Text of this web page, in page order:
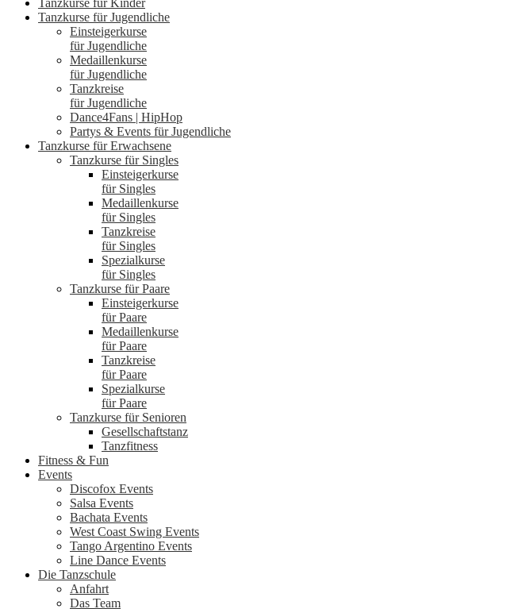
Tanzkurse für Jugendliche
Einsteigerkurse
für Jugendliche
Medaillenkurse
für Jugendliche
Tanzkreise
für Jugendliche
Dance4Fans | HipHop
Partys & Events für Jugendliche
Tanzkurse für Erwachsene
Tanzkurse für Singles
Einsteigerkurse
für Singles
Medaillenkurse
für Singles
Tanzkreise
für Singles
Spezialkurse
für Singles
Tanzkurse für Paare
Einsteigerkurse
für Paare
Medaillenkurse
für Paare
Tanzkreise
für Paare
Spezialkurse
für Paare
Tanzkurse für Senioren
Gesellschaftstanz
Tanzfitness
Fitness & Fun
Events
Discofox Events
Salsa Events
Bachata Events
West Coast Swing Events
Tango Argentino Events
Line Dance Events
Die Tanzschule
Anfahrt
Das Team